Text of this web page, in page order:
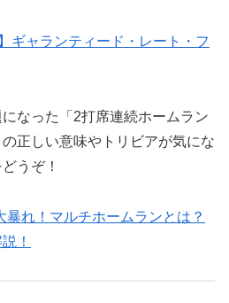
ギャランティード・レート・フ
なった「2打席連続ホームラン
の正しい意味やトリビアが気にな
うぞ！
暴れ！マルチホームランとは？
！